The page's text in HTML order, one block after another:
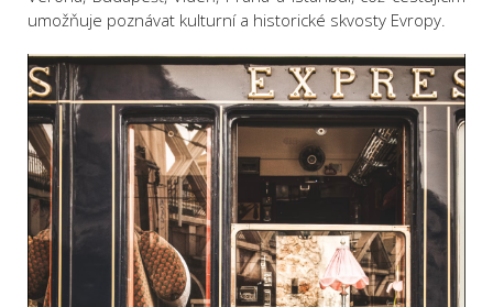
umožňuje poznávat kulturní a historické skvosty Evropy.